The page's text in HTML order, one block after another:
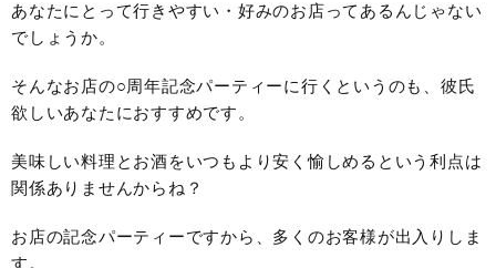
あなたにとって行きやすい・好みのお店ってあるんじゃない
でしょうか。
そんなお店の○周年記念パーティーに行くというのも、彼氏
欲しいあなたにおすすめです。
美味しい料理とお酒をいつもより安く愉しめるという利点は
関係ありませんからね？
お店の記念パーティーですから、多くのお客様が出入りしま
す。